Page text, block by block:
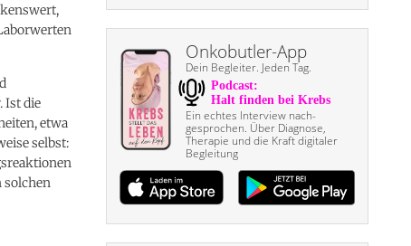
Ist die
etwa
selbst:
solchen
Onkobutler-App
Dein Begleiter. Jeden Tag.
Ein echtes Interview nach­
gesprochen. Über Diagnose,
Therapie und die Kraft digitaler
Begleitung